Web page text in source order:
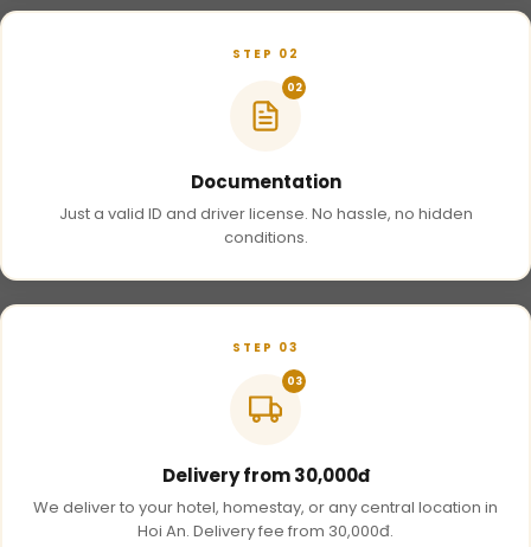
STEP 02
02
Documentation
Just a valid ID and driver license. No hassle, no hidden
conditions.
STEP 03
03
Delivery from 30,000đ
We deliver to your hotel, homestay, or any central location in
Hoi An. Delivery fee from 30,000đ.